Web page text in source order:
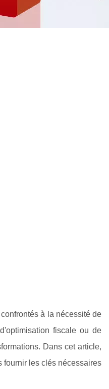
à la nécessité de
fiscale ou de
Dans cet article,
fournir les clés nécessaires